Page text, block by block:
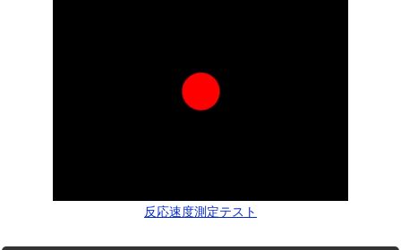
反応速度測定テスト